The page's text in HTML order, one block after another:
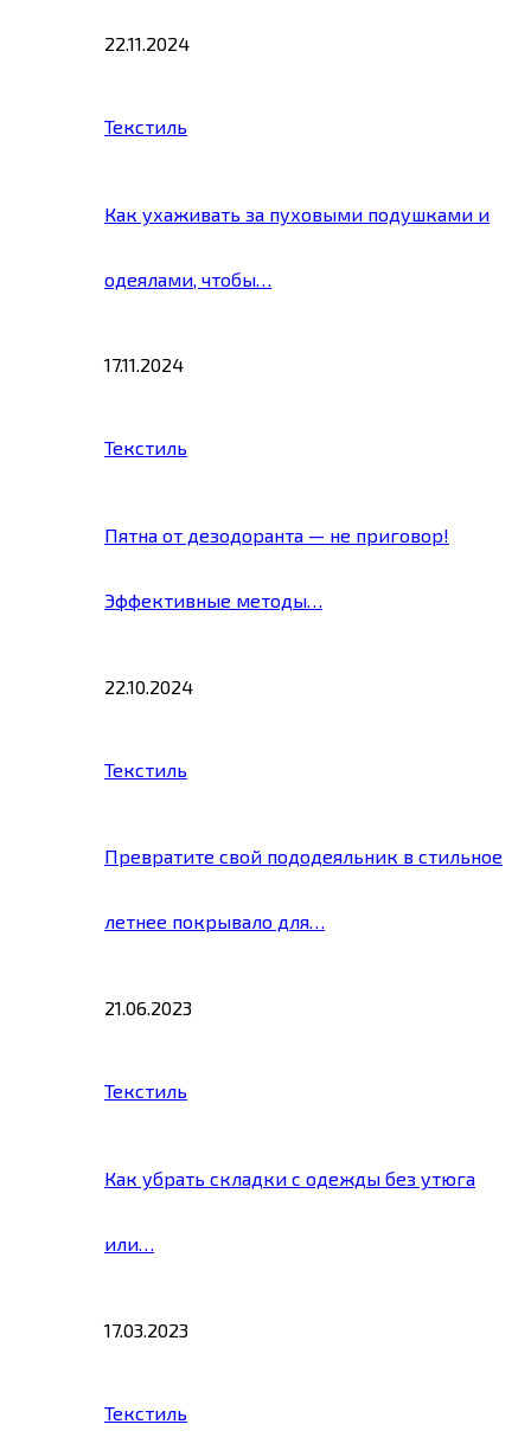
22.11.2024
Текстиль
Как ухаживать за пуховыми подушками и
одеялами, чтобы…
17.11.2024
Текстиль
Пятна от дезодоранта — не приговор!
Эффективные методы…
22.10.2024
Текстиль
Превратите свой пододеяльник в стильное
летнее покрывало для…
21.06.2023
Текстиль
Как убрать складки с одежды без утюга
или…
17.03.2023
Текстиль